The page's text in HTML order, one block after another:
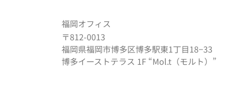
福岡オフィス
〒812-0013
福岡県福岡市博多区博多駅東1丁目18−33
博多イーストテラス 1F “Mol.t（モルト）”